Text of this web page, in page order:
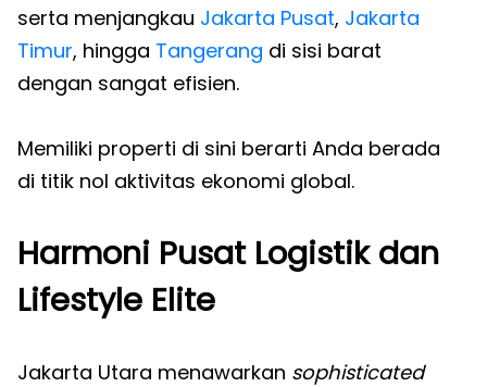
serta menjangkau Jakarta Pusat, Jakarta
Timur, hingga Tangerang di sisi barat
dengan sangat efisien.
Memiliki properti di sini berarti Anda berada
di titik nol aktivitas ekonomi global.
Harmoni Pusat Logistik dan
Lifestyle Elite
Jakarta Utara menawarkan sophisticated